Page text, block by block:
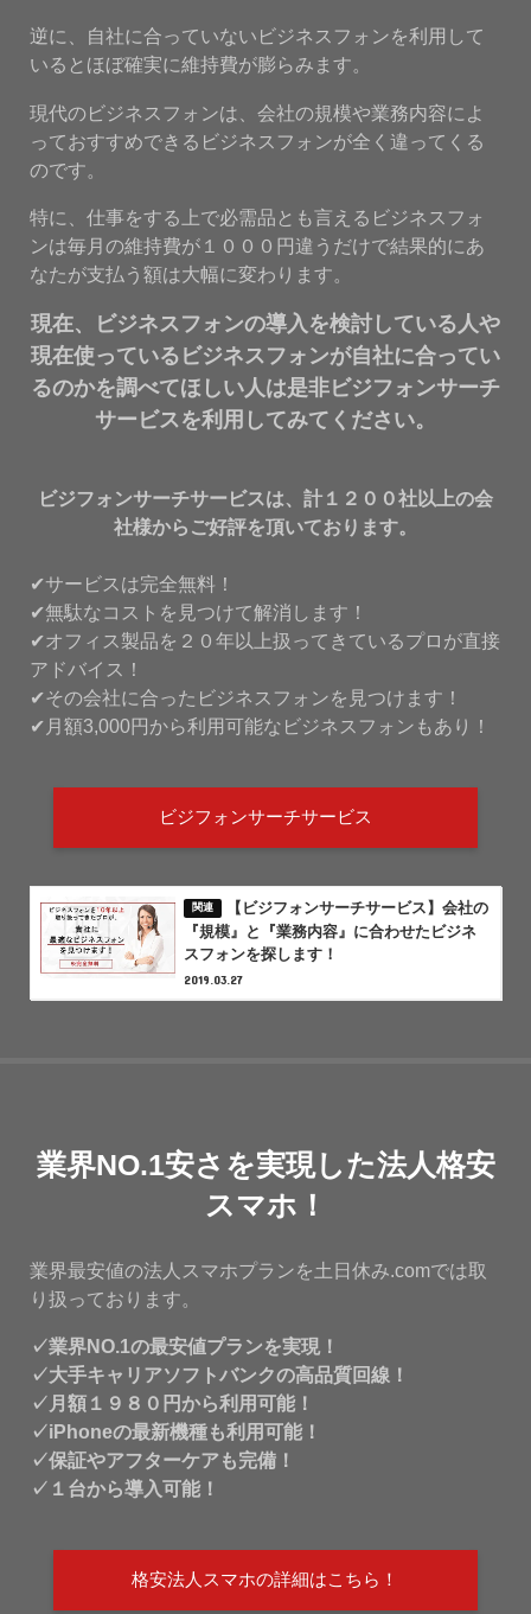
逆に、自社に合っていないビジネスフォンを利用して
いるとほぼ確実に維持費が膨らみます。
現代のビジネスフォンは、会社の規模や業務内容によ
っておすすめできるビジネスフォンが全く違ってくる
のです。
特に、仕事をする上で必需品とも言えるビジネスフォ
ンは毎月の維持費が１０００円違うだけで結果的にあ
なたが支払う額は大幅に変わります。
現在、ビジネスフォンの導入を検討している人や
現在使っているビジネスフォンが自社に合ってい
るのかを調べてほしい人は是非ビジフォンサーチ
サービスを利用してみてください。
ビジフォンサーチサービスは、計１２００社以上の会
社様からご好評を頂いております。
✔サービスは完全無料！
✔無駄なコストを見つけて解消します！
✔オフィス製品を２０年以上扱ってきているプロが直接
アドバイス！
✔その会社に合ったビジネスフォンを見つけます！
✔月額3,000円から利用可能なビジネスフォンもあり！
ビジフォンサーチサービス
【ビジフォンサーチサービス】会社の
『規模』と『業務内容』に合わせたビジネ
スフォンを探します！
2019.03.27
業界NO.1安さを実現した法人格安
スマホ！
業界最安値の法人スマホプランを土日休み.comでは取
り扱っております。
✓業界NO.1の最安値プランを実現！
✓大手キャリアソフトバンクの高品質回線！
✓月額１９８０円から利用可能！
✓iPhoneの最新機種も利用可能！
✓保証やアフターケアも完備！
✓１台から導入可能！
格安法人スマホの詳細はこちら！